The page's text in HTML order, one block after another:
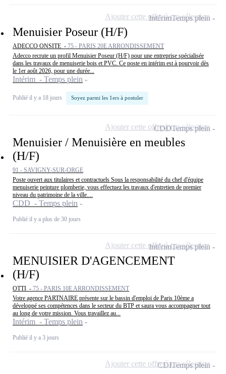
Menuisier Poseur (H/F)
ADECCO ONSITE - 75 - PARIS 20E ARRONDISSEMENT
Adecco recrute un profil Menuisier Poseur (H/F) pour une entreprise spécialisée
dans les travaux de menuiserie bois et PVC. Ce poste en intérim est à pourvoir dès
le 1er août 2026, pour une durée...
Intérim - Temps plein
Publié il y a 18 jours Soyez parmi les 1ers à postuler
IntérimTemps plein
Ajouter cette offre à ma sélection
Menuisier / Menuisière en meubles
(H/F)
91 - SAVIGNY-SUR-ORGE
Poste ouvert aux titulaires et contractuels Sous la responsabilité du chef d'équipe
menuiserie peinture plomberie, vous effectuez les travaux d'entretien de premier
niveau du patrimoine de la ville....
CDD - Temps plein
Publié il y a plus de 30 jours
CDDTemps plein
Ajouter cette offre à ma sélection
MENUISIER D'AGENCEMENT
(H/F)
OTTI - 75 - PARIS 10E ARRONDISSEMENT
Votre agence PARTNAIRE présente sur le bassin d'emploi de Paris 10ème a
développé ses compétences dans le secteur du BTP et saura vous accompagner tout
au long de votre mission. Vous travaillez au...
Intérim - Temps plein
Publié il y a 3 jours
IntérimTemps plein
Ajouter cette offre à ma sélection
CDITemps plein
Ajouter cette offre à ma sélection